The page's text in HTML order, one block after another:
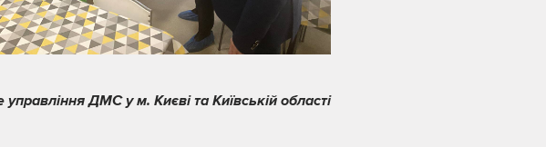
ДМС у м. Києві та Київській області